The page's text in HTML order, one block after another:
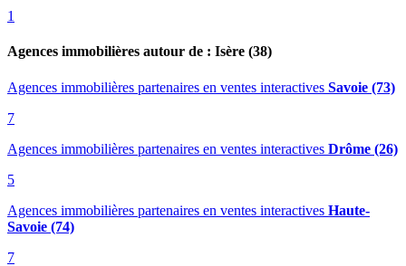
1
Agences immobilières autour de : Isère (38)
Agences immobilières partenaires en ventes interactives Savoie (73)
7
Agences immobilières partenaires en ventes interactives Drôme (26)
5
Agences immobilières partenaires en ventes interactives Haute-
Savoie (74)
7